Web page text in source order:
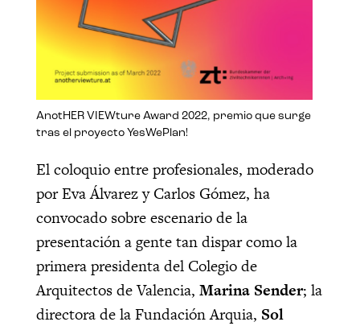
AnotHER VIEWture Award 2022, premio que surge
tras el proyecto YesWePlan!
El coloquio entre profesionales, moderado
por Eva Álvarez y Carlos Gómez, ha
convocado sobre escenario de la
presentación a gente tan dispar como la
primera presidenta del Colegio de
Arquitectos de Valencia, Marina Sender; la
directora de la Fundación Arquia, Sol